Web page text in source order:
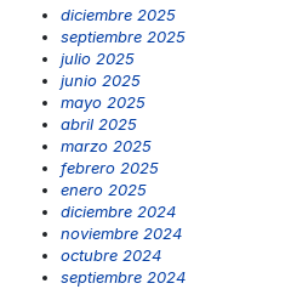
diciembre 2025
septiembre 2025
julio 2025
junio 2025
mayo 2025
abril 2025
marzo 2025
febrero 2025
enero 2025
diciembre 2024
noviembre 2024
octubre 2024
septiembre 2024